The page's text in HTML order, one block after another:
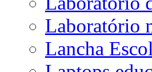
Laboratório
Lancha